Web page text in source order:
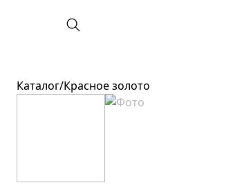
Категория
Каталог/Красное золото